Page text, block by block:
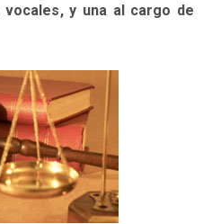
y una al cargo de